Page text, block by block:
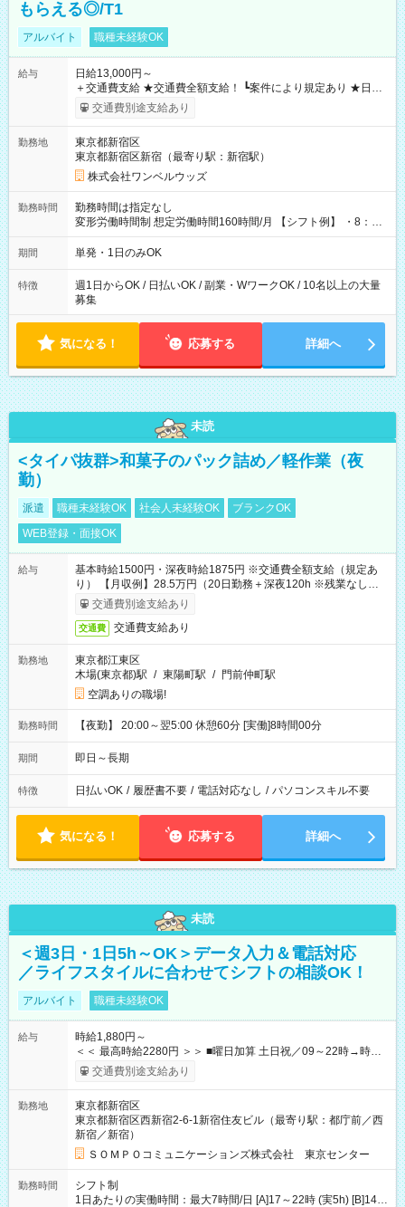
もらえる◎/T1
アルバイト 職種未経験OK
給与
日給13,000円～
＋交通費支給 ★交通費全額支給！ ┗案件により規定あり ★日払
いOK！（規定あり） ┗働いたその日に現金GET♪ お仕事後はコ
ンビニATMから 日払い分を引き落とせます！ 【試用期間】試
交通費別途支給あり
勤務地
東京都新宿区
東京都新宿区新宿（最寄り駅：新宿駅）
株式会社ワンベルウッズ
勤務時間
勤務時間は指定なし
変形労働時間制 想定労働時間160時間/月 【シフト例】 ・8：00
～21：00
期間 単発・1日のみOK
特徴
週1日からOK / 日払いOK / 副業・WワークOK / 10名以上の大量
募集
気になる！ 応募する 詳細へ
未読
<タイパ抜群>和菓子のパック詰め／軽作業（夜
勤）
派遣 職種未経験OK 社会人未経験OK
ブランクOK
WEB登録・面接OK
給与
基本時給1500円・深夜時給1875円 ※交通費全額支給（規定あ
り） 【月収例】28.5万円（20日勤務＋深夜120h ※残業なしの場
合）交通費別途支給あり
交通費 交通費支給あり
勤務地
東京都江東区
木場(東京都)駅 / 東陽町駅 / 門前仲町駅
空調ありの職場!
勤務時間 【夜勤】 20:00～翌5:00 休憩60分 [実働]8時間00分
期間 即日～長期
特徴 日払いOK / 履歴書不要 / 電話対応なし / パソコンスキル不要
気になる！ 応募する 詳細へ
未読
＜週3日・1日5h～OK＞データ入力＆電話対応
／ライフスタイルに合わせてシフトの相談OK！
アルバイト 職種未経験OK
給与
時給1,880円～
＜＜ 最高時給2280円 ＞＞ ■曜日加算 土日祝／09～22時→時給
＋400円 ■時間加算 月曜／09～12時→時給＋200円 月曜／17～
22時→時給＋200円 金曜／17～22時→時給＋400円 ■導入研
━━━━━━━━━━━━━━━ ■月収例 ◎ロングシフト（週3日×実7h） [1]
金曜日収：15160円×4日＝60640円 [2]土曜日収：15960円×5日
＝79800円 [3]日曜日収：15960円×5日＝79800円 [1]＋[2]＋[3]＝
月収22万240円 ◎ショートシフト（週3日×実5h） [1]月曜日収：
10400円×4日＝41600円 [2]金曜日収：11400円×4日＝45600円
[3]土曜日収：11400円×5日＝57000円 [1]＋[2]＋[3]＝月収14万
4200円 【試用期間】試用期間あり 試用期間の長さ：3ヶ月 ※ 雇
交通費別途支給あり
勤務地
東京都新宿区
東京都新宿区西新宿2-6-1新宿住友ビル（最寄り駅：都庁前／西
新宿／新宿）
ＳＯＭＰＯコミュニケーションズ株式会社 東京センター
勤務時間
シフト制
1日あたりの実働時間：最大7時間/日 [A]17～22時 (実5h) [B]14～